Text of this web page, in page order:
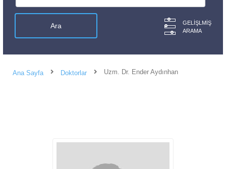
GELIŞLMIŞ
ARAMA
Ana Sayfa Doktorlar Uzm. Dr. Ender Aydınhan